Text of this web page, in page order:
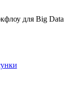
для Big Data